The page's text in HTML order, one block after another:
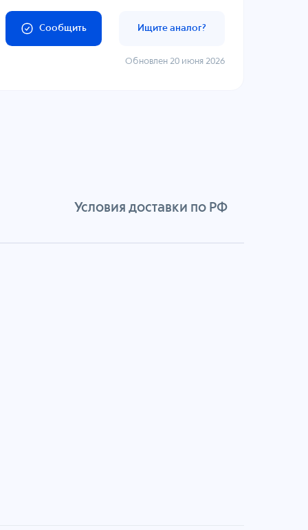
Сообщить Ищите аналог?
Обновлен 20 июня 2026
Условия доставки по РФ